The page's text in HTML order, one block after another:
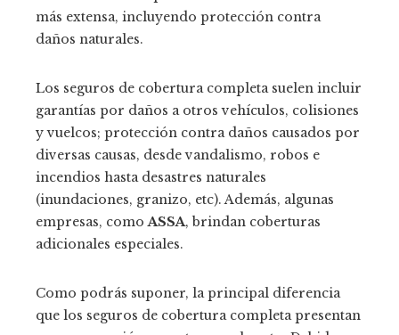
más extensa, incluyendo protección contra
daños naturales.
Los seguros de cobertura completa suelen incluir
garantías por daños a otros vehículos, colisiones
y vuelcos; protección contra daños causados por
diversas causas, desde vandalismo, robos e
incendios hasta desastres naturales
(inundaciones, granizo, etc). Además, algunas
empresas, comoASSA, brindan coberturas
adicionales especiales.
Como podrás suponer, la principal diferencia
que los seguros de cobertura completa presentan